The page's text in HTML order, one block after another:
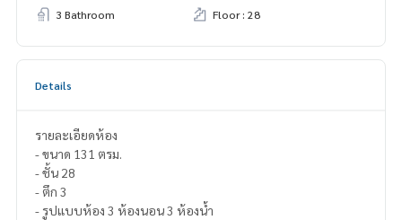
3 Bathroom
Floor : 28
Details
รายละเอียดห้อง
- ขนาด 131 ตรม.
- ชั้น 28
- ตึก 3
- รูปแบบห้อง 3 ห้องนอน 3 ห้องน้ำ